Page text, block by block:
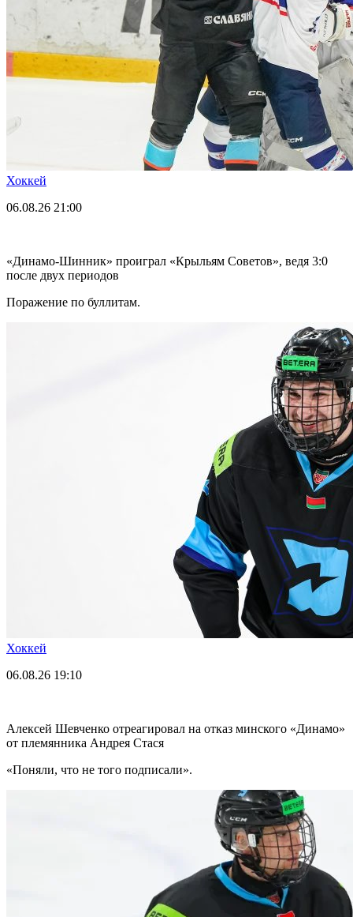
Хоккей
06.08.26 21:00
«Динамо-Шинник» проиграл «Крыльям Советов», ведя 3:0
после двух периодов
Поражение по буллитам.
Хоккей
06.08.26 19:10
Алексей Шевченко отреагировал на отказ минского «Динамо»
от племянника Андрея Стася
«Поняли, что не того подписали».